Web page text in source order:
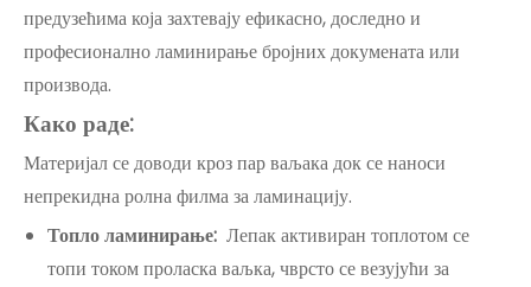
предузећима која захтевају ефикасно, доследно и
професионално ламинирање бројних докумената или
производа.
Како раде:
Материјал се доводи кроз пар ваљака док се наноси
непрекидна ролна филма за ламинацију.
Топло ламинирање: Лепак активиран топлотом се
топи током проласка ваљка, чврсто се везујући за